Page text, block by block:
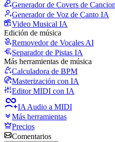
Generador de Covers de
Generador de Voz de Canto IA
Video Musical IA
Edición de música
Removedor de Vocales AI
Separador de Pistas IA
Más herramientas de música
Calculadora de BPM
Masterización con IA
Editor MIDI con IA
IA Audio a MIDI
Más herramientas
Precios
Comentarios